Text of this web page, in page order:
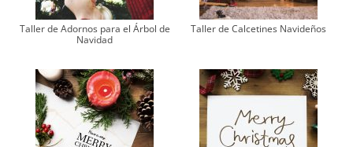
Taller de Adornos para el Árbol de
Navidad
Taller de Calcetines Navideños